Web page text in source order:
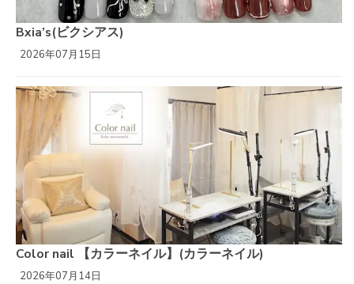
Bxia’s(ビクシアス)
2026年07月15日
Color nail 【カラーネイル】(カラーネイル)
2026年07月14日